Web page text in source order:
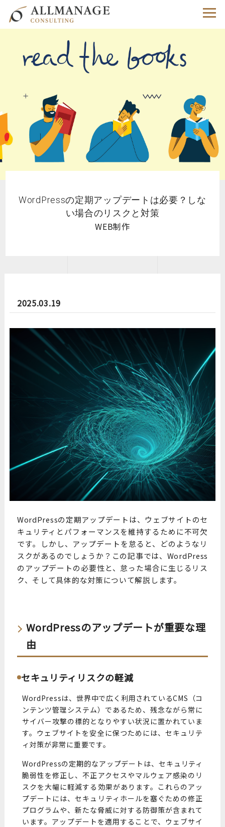
WordPressの定期アップデートは必要？しな
い場合のリスクと対策
WEB制作
2025.03.19
WordPressの定期アップデートは、ウェブサイトのセ
キュリティとパフォーマンスを維持するために不可欠
です。しかし、アップデートを怠ると、どのようなリ
スクがあるのでしょうか？この記事では、WordPress
のアップデートの必要性と、怠った場合に生じるリス
ク、そして具体的な対策について解説します。
WordPressのアップデートが重要な理
由
セキュリティリスクの軽減
WordPressは、世界中で広く利用されているCMS（コ
ンテンツ管理システム）であるため、残念ながら常に
サイバー攻撃の標的となりやすい状況に置かれていま
す。ウェブサイトを安全に保つためには、セキュリテ
ィ対策が非常に重要です。
WordPressの定期的なアップデートは、セキュリティ
脆弱性を修正し、不正アクセスやマルウェア感染のリ
スクを大幅に軽減する効果があります。これらのアッ
プデートには、セキュリティホールを塞ぐための修正
プログラムや、新たな脅威に対する防御策が含まれて
います。アップデートを適用することで、ウェブサイ